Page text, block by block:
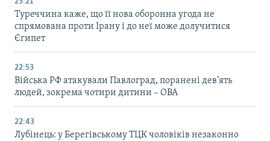
Туреччина каже, що її нова оборонна угода не
спрямована проти Ірану і до неї може долучитися
Єгипет
22:53
Війська РФ атакували Павлоград, поранені дев’ять
людей, зокрема чотири дитини – ОВА
22:43
Лубінець: у Берегівському ТЦК чоловіків незаконно